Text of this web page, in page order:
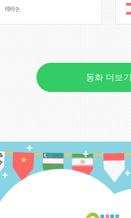
레바논
동화 더보기